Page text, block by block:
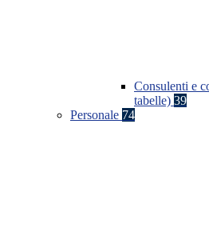
Consulenti e
tabelle) 39
Personale 74